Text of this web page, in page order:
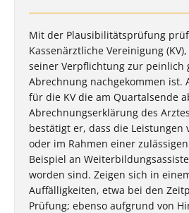
Mit der Plausibilitätsprüfung
Kassenärztliche Vereinigung
seiner Verpflichtung zur peinlich
Abrechnung nachgekommen ist.
für die KV die am Quartalsende
Abrechnungserklärung des
bestätigt er, dass die Leistungen
oder im Rahmen einer
Beispiel an
worden sind. Zeigen sich in
Auffälligkeiten, etwa bei den
Prüfung; ebenso aufgrund von